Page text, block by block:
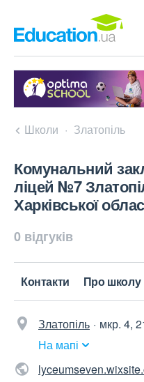
Школи Златопіль
Комунальний
ліцей №7
Харківської
0 відгуків
Контакти Про школу
Златопіль
мкр. 4,
На мапі